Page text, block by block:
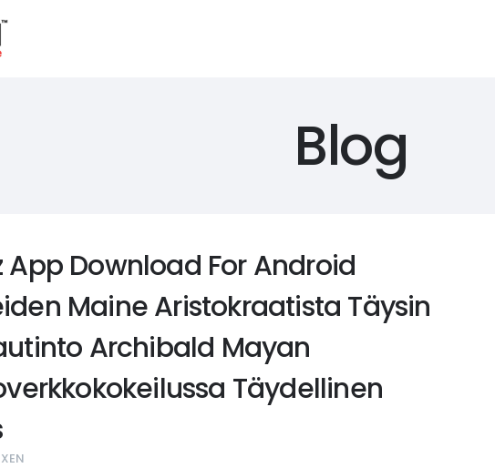
Blog
App Download For Android
Maine Aristokraatista Täysin
Archibald Mayan
Täydellinen